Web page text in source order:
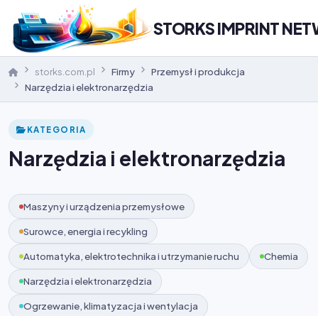
STORKS IMPRINT
storks.com.pl Firmy
Przemysł i produkcja
Narzędzia i elektronarzędzia
KATEGORIA
Narzędzia i elektronarzędzia
Maszyny i urządzenia przemysłowe
Surowce, energia i recykling
Automatyka, elektrotechnika i utrzymanie ruchu Chemia
Narzędzia i elektronarzędzia
Ogrzewanie, klimatyzacja i wentylacja